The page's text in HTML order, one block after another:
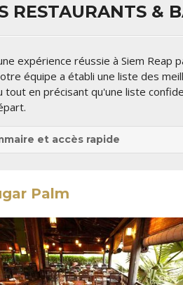
RESTAURANTS &
expérience réussie à Siem
équipe a établi une liste des
tout en précisant qu'une liste
et accès rapide
Palm